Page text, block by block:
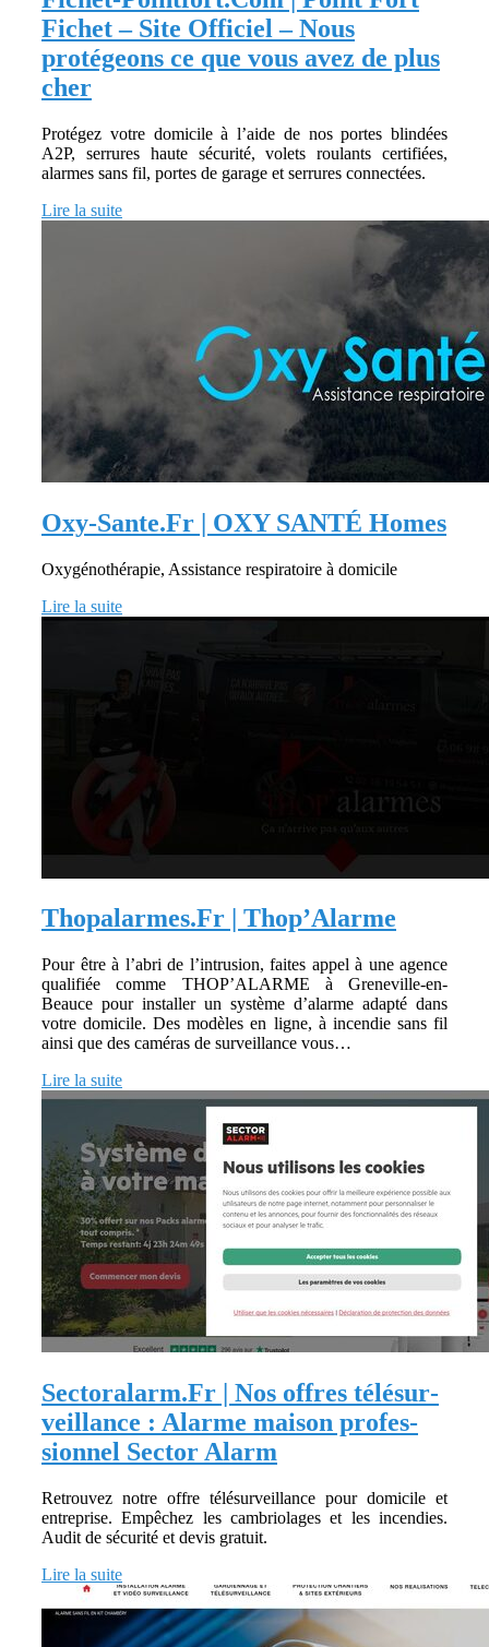
Fichet – Site Officiel – Nous
protégeons ce que vous avez de plus
cher
Protégez votre domicile à l’aide de nos portes blindées
A2P, serrures haute sécurité, volets roulants certifiées,
alarmes sans fil, portes de garage et serrures connectées.
Lire la suite
Oxy-Sante.Fr | OXY SANTÉ Homes
Oxygénothérapie, Assistance respiratoire à domicile
Lire la suite
Thopalarmes.Fr | Thop’Alarme
Pour être à l’abri de l’intrusion, faites appel à une agence
qualifiée comme THOP’ALARME à Greneville-en-
Beauce pour installer un système d’alarme adapté dans
votre domicile. Des modèles en ligne, à incendie sans fil
ainsi que des caméras de surveillance vous…
Lire la suite
Sectoralarm.Fr | Nos offres télésur­
veillan­ce : Alarme maison profes­
sion­nel Sector Alarm
Retrouvez notre offre télésurveillance pour domicile et
entreprise. Empêchez les cambriolages et les incendies.
Audit de sécurité et devis gratuit.
Lire la suite